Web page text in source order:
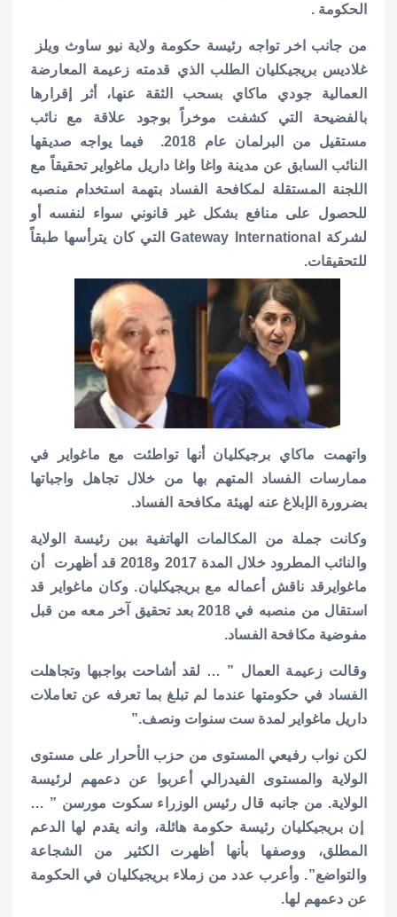
الحكومة .
من جانب اخر تواجه رئيسة حكومة ولاية نيو ساوث ويلز
غلاديس بريجيكليان الطلب الذي قدمته زعيمة المعارضة
العمالية جودي ماكاي بسحب الثقة عنها، أثر إقرارها
بالفضيحة التي كشفت موخراً بوجود علاقة مع نائب
مستقيل من البرلمان عام 2018. فيما يواجه صديقها
النائب السابق عن مدينة واغا واغا داريل ماغواير تحقيقاً مع
اللجنة المستقلة لمكافحة الفساد بتهمة استخدام منصبه
للحصول على منافع بشكل غير قانوني سواء لنفسه أو
لشركة Gateway International التي كان يترأسها طبقاً
للتحقيقات.
واتهمت ماكاي برجيكليان أنها تواطئت مع ماغواير في
ممارسات الفساد المتهم بها من خلال تجاهل واجباتها
بضرورة الإبلاغ عنه لهيئة مكافحة الفساد.
وكانت جملة من المكالمات الهاتفية بين رئيسة الولاية
والنائب المطرود خلال المدة 2017 و2018 قد أظهرت أن
ماغوايرقد ناقش أعماله مع بريجيكليان. وكان ماغواير قد
استقال من منصبه في 2018 بعد تحقيق آخر معه من قبل
مفوضية مكافحة الفساد.
وقالت زعيمة العمال ” … لقد أشاحت بواجبها وتجاهلت
الفساد في حكومتها عندما لم تبلغ بما تعرفه عن تعاملات
داريل ماغواير لمدة ست سنوات ونصف.”
لكن نواب رفيعي المستوى من حزب الأحرار على مستوى
الولاية والمستوى الفيدرالي أعربوا عن دعمهم لرئيسة
الولاية. من جانبه قال رئيس الوزراء سكوت مورسن ” …
إن بريجيكليان رئيسة حكومة هائلة، وانه يقدم لها الدعم
المطلق، ووصفها بأنها أظهرت الكثير من الشجاعة
والتواضع”. وأعرب عدد من زملاء بريجيكليان في الحكومة
عن دعمهم لها.